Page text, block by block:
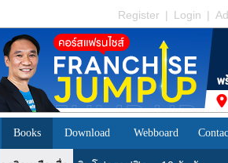
Register | Login |
Books Download Webboard